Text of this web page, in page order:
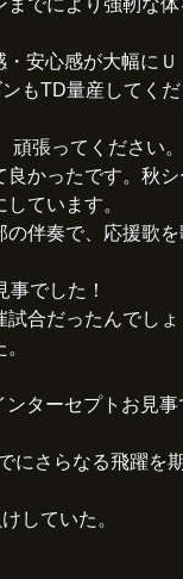
・安心感が大幅にＵ
もTD量産してく
頑張ってください。
良かったです。秋
ています。
の伴奏で、応援歌
でした！
試合だったんでし
ンターセプトお見
にさらなる飛躍を
していた。